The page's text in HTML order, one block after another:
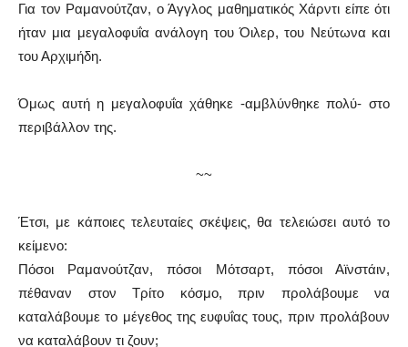
Για τον Ραμανούτζαν, ο Άγγλος μαθηματικός Χάρντι είπε ότι
ήταν μια μεγαλοφυΐα ανάλογη του Όιλερ, του Νεύτωνα και
του Αρχιμήδη.
Όμως αυτή η μεγαλοφυΐα χάθηκε -αμβλύνθηκε πολύ- στο
περιβάλλον της.
~~
Έτσι, με κάποιες τελευταίες σκέψεις, θα τελειώσει αυτό το
κείμενο:
Πόσοι Ραμανούτζαν, πόσοι Μότσαρτ, πόσοι Αϊνστάιν,
πέθαναν στον Τρίτο κόσμο, πριν προλάβουμε να
καταλάβουμε το μέγεθος της ευφυΐας τους, πριν προλάβουν
να καταλάβουν τι ζουν;